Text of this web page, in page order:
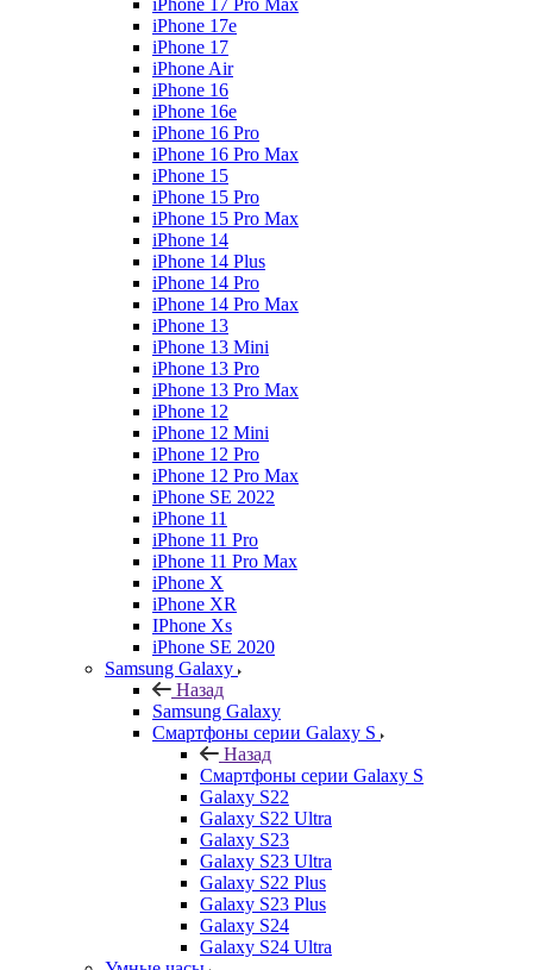
iPhone 17 Pro Max
iPhone 17e
iPhone 17
iPhone Air
iPhone 16
iPhone 16e
iPhone 16 Pro
iPhone 16 Pro Max
iPhone 15
iPhone 15 Pro
iPhone 15 Pro Max
iPhone 14
iPhone 14 Plus
iPhone 14 Pro
iPhone 14 Pro Max
iPhone 13
iPhone 13 Mini
iPhone 13 Pro
iPhone 13 Pro Max
iPhone 12
iPhone 12 Mini
iPhone 12 Pro
iPhone 12 Pro Max
iPhone SE 2022
iPhone 11
iPhone 11 Pro
iPhone 11 Pro Max
iPhone X
iPhone XR
IPhone Xs
iPhone SE 2020
Samsung Galaxy
Назад
Samsung Galaxy
Смартфоны серии Galaxy S
Назад
Смартфоны серии Galaxy S
Galaxy S22
Galaxy S22 Ultra
Galaxy S23
Galaxy S23 Ultra
Galaxy S22 Plus
Galaxy S23 Plus
Galaxy S24
Galaxy S24 Ultra